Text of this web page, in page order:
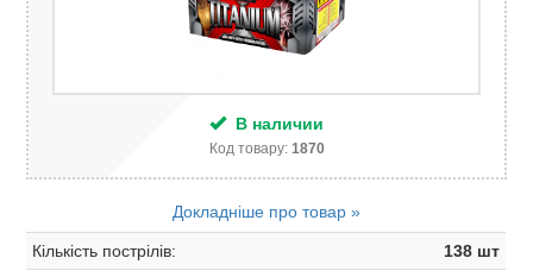
В наличии
Код товару: 1870
Докладніше про товар »
Кількість пострілів:
138 шт